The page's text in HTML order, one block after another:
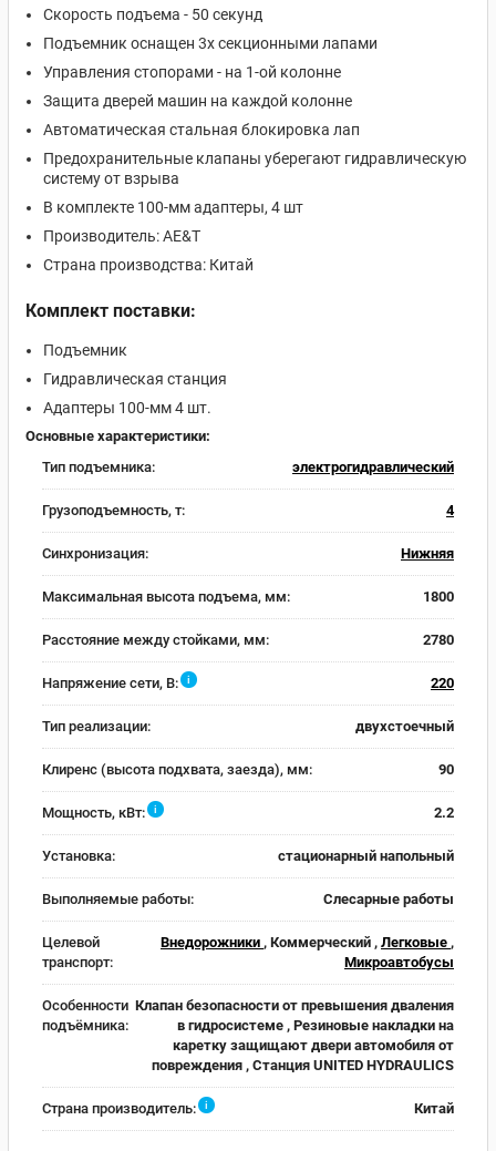
Скорость подъема - 50 секунд
Подъемник оснащен 3х секционными лапами
Управления стопорами - на 1-ой колонне
Защита дверей машин на каждой колонне
Автоматическая стальная блокировка лап
Предохранительные клапаны уберегают гидравлическую
систему от взрыва
В комплекте 100-мм адаптеры, 4 шт
Производитель: AE&T
Страна производства: Китай
Комплект поставки:
Подъемник
Гидравлическая станция
Адаптеры 100-мм 4 шт.
Основные характеристики:
Тип подъемника:
электрогидравлический
Грузоподъемность, т: 4
Синхронизация: Нижняя
Максимальная высота подъема, мм: 1800
Расстояние между стойками, мм: 2780
Напряжение сети, В: i 220
Тип реализации: двухстоечный
Клиренс (высота подхвата, заезда), мм: 90
Мощность, кВт: i 2.2
Установка: стационарный напольный
Выполняемые работы: Слесарные работы
Целевой
транспорт:
Внедорожники , Коммерческий , Легковые ,
Микроавтобусы
Особенности
подъёмника:
Клапан безопасности от превышения дваления
в гидросистеме , Резиновые накладки на
каретку защищают двери автомобиля от
повреждения , Станция UNITED HYDRAULICS
Страна производитель: i Китай